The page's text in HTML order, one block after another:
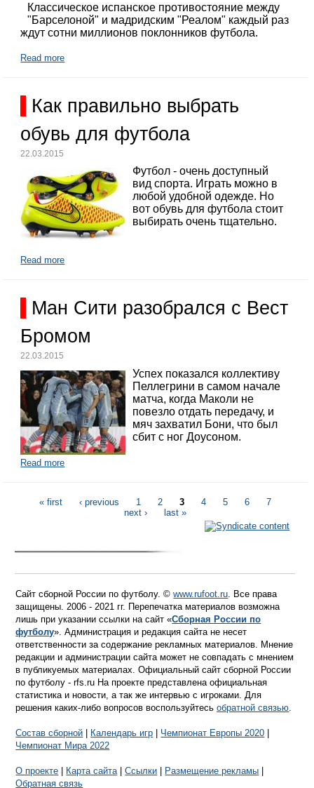
Классическое испанское противостояние между
"Барселоной" и мадридским "Реалом" каждый раз
ждут сотни миллионов поклонников футбола.
Read more
Как правильно выбрать
обувь для футбола
22.03.2015
Футбол - очень доступный
вид спорта. Играть можно в
любой удобной одежде. Но
вот обувь для футбола стоит
выбирать очень тщательно.
Read more
Ман Сити разобрался с Вест
Бромом
22.03.2015
Успех показался коллективу
Пеллегрини в самом начале
матча, когда Маколи не
повезло отдать передачу, и
мяч захватил Бони, что был
сбит с ног Доусоном.
Read more
« first ‹ previous 1 2 3 4 5 6
7
next ›
last »
Сайт сборной России по футболу. ©www.rufoot.ru. Все права
защищены. 2006 - 2021 гг. Перепечатка материалов возможна
лишь при указании ссылки на сайт «Сборная России по
футболу». Администрация и редакция сайта не несет
ответственности за содержание рекламных материалов. Мнение
редакции и администрации сайта может не совпадать с мнением
в публикуемых материалах. Официальный сайт сборной России
по футболу - rfs.ru На проекте представлена официальная
статистика и новости, а так же интервью с игроками. Для
решения каких-либо вопросов воспользуйтесьобратной связью.
Состав сборной Календарь игр Чемпионат Европы 2020
Чемпионат Мира 2022
О проекте Карта сайта|Ссылки Размещение рекламы
Обратная связь